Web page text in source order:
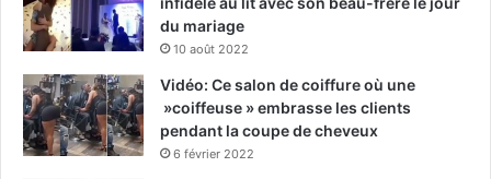
du mariage
10 août 2022
Vidéo: Ce salon de coiffure où une
»coiffeuse » embrasse les clients
pendant la coupe de cheveux
6 février 2022